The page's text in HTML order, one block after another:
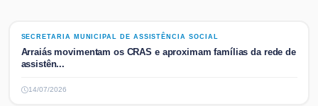
SECRETARIA MUNICIPAL DE ASSISTÊNCIA SOCIAL
SECRETARIA MUNICIPAL DE ASSISTÊNCIA SOCIAL
Arraiás movimentam os CRAS e aproximam famílias da rede de
assistên...
14/07/2026